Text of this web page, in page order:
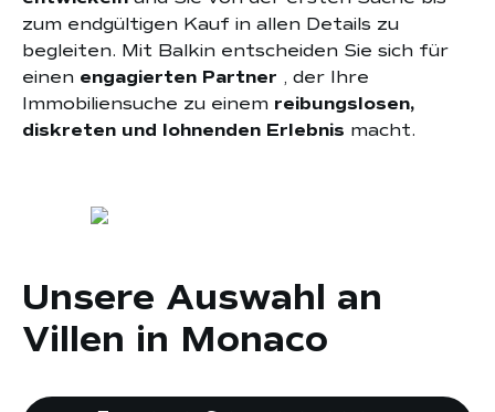
zum endgültigen Kauf in allen Details zu
begleiten. Mit Balkin entscheiden Sie sich für
einen engagierten Partner , der Ihre
Immobiliensuche zu einem reibungslosen,
diskreten und lohnenden Erlebnis macht.
Unsere Auswahl an
Villen in Monaco